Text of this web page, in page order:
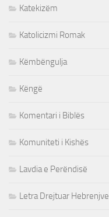
Katekizëm
Katolicizmi Romak
Këmbëngulja
Këngë
Komentari i Biblës
Komuniteti i Kishës
Lavdia e Perëndisë
Letra Drejtuar Hebrenjve